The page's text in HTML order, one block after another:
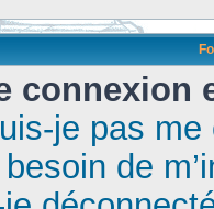
connexion
je pas
de